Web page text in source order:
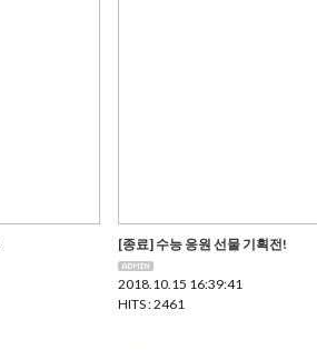
[종료] 수능 응원 선물 기획전!
2018.10.15 16:39:41
HITS : 2461